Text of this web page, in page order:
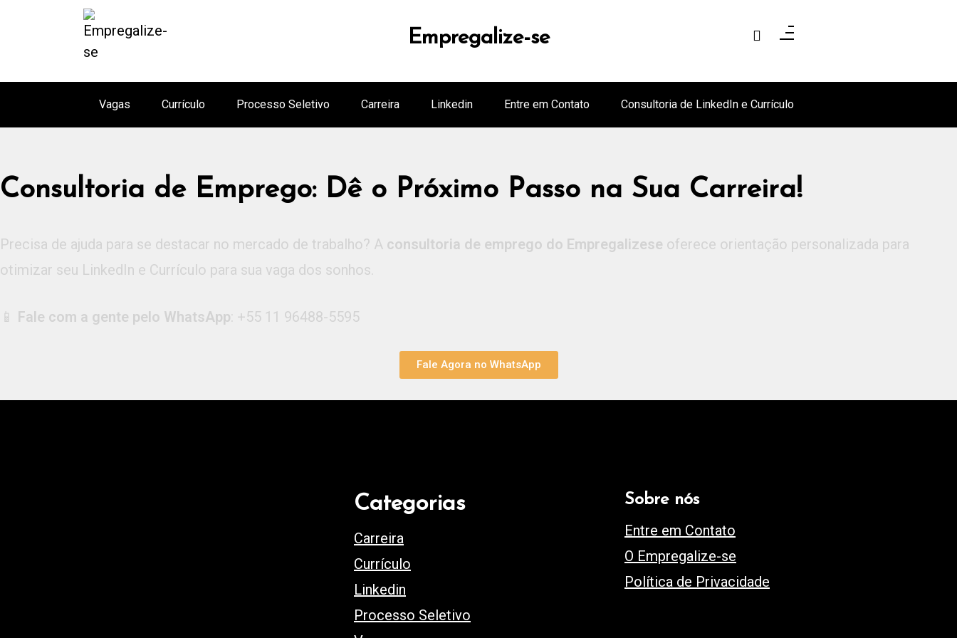
Empregalize-se
Vagas Currículo Processo Seletivo Carreira Linkedin Entre em Contato Consultoria de LinkedIn e Currículo
Consultoria de Emprego: Dê o Próximo Passo na Sua Carreira!
Precisa de ajuda para se destacar no mercado de trabalho? A consultoria de emprego do Empregalizese oferece orientação personalizada para
otimizar seu LinkedIn e Currículo para sua vaga dos sonhos.
📱 Fale com a gente pelo WhatsApp: +55 11 96488-5595
Fale Agora no WhatsApp
Categorias
Carreira
Currículo
Linkedin
Processo Seletivo
Sobre nós
Entre em Contato
O Empregalize-se
Política de Privacidade